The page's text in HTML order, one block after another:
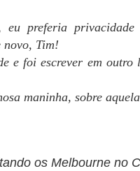
preferia
novo, Tim!
e foi escrever em
maninha, sobre
os Melbourne no
Energética, com o
notícias da revisora,
nele. Há os ajustes no
dos capítulos em
a todos.
impressões e sensações.